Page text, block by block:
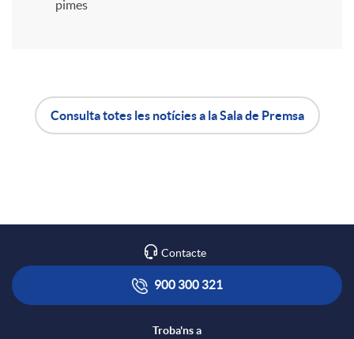
a
r
pimes
i
ó
Consulta totes les notícies a la Sala de Premsa
Contacte
900 300 321
Troba'ns a